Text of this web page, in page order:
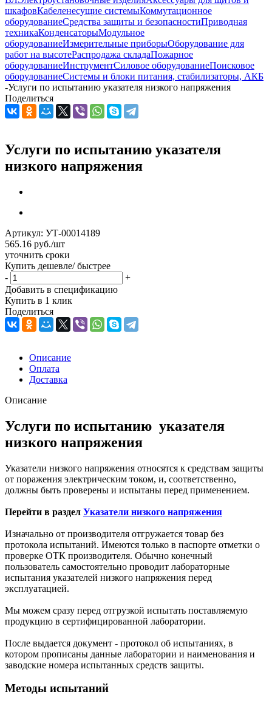
шкафовКабеленесущие системыКоммутационное
оборудованиеСредства защиты и безопасностиПриводная
техникаКонденсаторыМодульное
оборудованиеИзмерительные приборыОборудование для
работ на высотеРаспродажа складаПожарное
оборудованиеИнструментСиловое оборудованиеПоисковое
оборудованиеСистемы и блоки питания, стабилизаторы, АКБ
-Услуги по испытанию указателя низкого напряжения
Поделиться
Услуги по испытанию указателя
низкого напряжения
Артикул: УТ-00014189
565.16 руб./шт
уточнить сроки
Купить дешевле/ быстрее
-
+
Добавить в спецификацию
Купить в 1 клик
Поделиться
Описание
Оплата
Доставка
Описание
Услуги по испытанию указателя
низкого напряжения
Указатели низкого напряжения относятся к средствам защиты
от поражения электрическим током, и, соответственно,
должны быть проверены и испытаны перед применением.
Перейти в раздел Указатели низкого напряжения
Изначально от производителя отгружается товар без
протокола испытаний. Имеются только в паспорте отметки о
проверке ОТК производителя. Обычно конечный
пользователь самостоятельно проводит лабораторные
испытания указателей низкого напряжения перед
эксплуатацией.
Мы можем сразу перед отгрузкой испытать поставляемую
продукцию в сертифицированной лаборатории.
После выдается документ - протокол об испытаниях, в
котором прописаны данные лаборатории и наименования и
заводские номера испытанных средств защиты.
Методы испытаний